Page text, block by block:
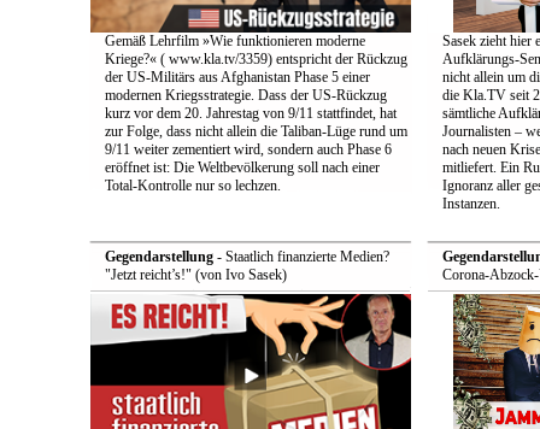
Gemäß Lehrfilm »Wie funktionieren moderne
Kriege?« ( www.kla.tv/3359) entspricht der Rückzug
der US-Militärs aus Afghanistan Phase 5 einer
modernen Kriegsstrategie. Dass der US-Rückzug
kurz vor dem 20. Jahrestag von 9/11 stattfindet, hat
zur Folge, dass nicht allein die Taliban-Lüge rund um
9/11 weiter zementiert wird, sondern auch Phase 6
eröffnet ist: Die Weltbevölkerung soll nach einer
Total-Kontrolle nur so lechzen.
Sasek zieht hier
Aufklärungs-
nicht allein um
die Kla.TV seit
sämtliche
Journalisten –
nach neuen
mitliefert. Ein
Ignoranz aller
Instanzen.
Gegendarstellung- Staatlich finanzierte Medien?
"Jetzt reicht’s!" (von Ivo Sasek)
Corona-